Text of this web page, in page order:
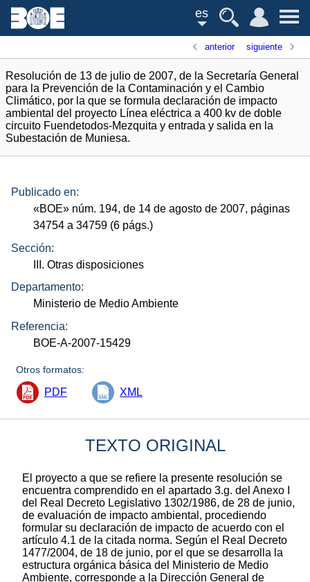
es
anterior siguiente
Resolución de 13 de julio de 2007, de la Secretaría General
para la Prevención de la Contaminación y el Cambio
Climático, por la que se formula declaración de impacto
ambiental del proyecto Línea eléctrica a 400 kv de doble
circuito Fuendetodos-Mezquita y entrada y salida en la
Subestación de Muniesa.
Publicado en:
«BOE» núm. 194, de 14 de agosto de 2007, páginas
34754 a 34759 (6 págs.)
Sección:
III. Otras disposiciones
Departamento:
Ministerio de Medio Ambiente
Referencia:
BOE-A-2007-15429
Otros formatos:
PDF XML
TEXTO ORIGINAL
El proyecto a que se refiere la presente resolución se
encuentra comprendido en el apartado 3.g. del Anexo I
del Real Decreto Legislativo 1302/1986, de 28 de junio,
de evaluación de impacto ambiental, procediendo
formular su declaración de impacto de acuerdo con el
artículo 4.1 de la citada norma. Según el Real Decreto
1477/2004, de 18 de junio, por el que se desarrolla la
estructura orgánica básica del Ministerio de Medio
Ambiente, corresponde a la Dirección General de